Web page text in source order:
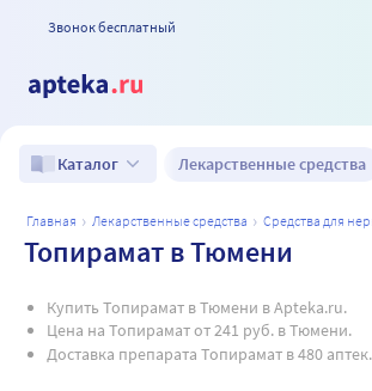
Звонок бесплатный
Каталог Лекарственные средства
главная лекарственные средства средства для
Топирамат в Тюмени
Купить Топирамат в Тюмени в Apteka.ru.
Цена на Топирамат от 241 руб. в Тюмени.
Доставка препарата Топирамат в 480 аптек.